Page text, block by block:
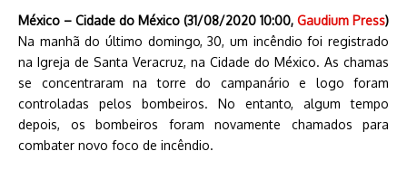
México – Cidade do México (31/08/2020 10:00, Gaudium Press)
Na manhã do último domingo, 30, um incêndio foi registrado
na Igreja de Santa Veracruz, na Cidade do México. As chamas
se concentraram na torre do campanário e logo foram
controladas pelos bombeiros. No entanto, algum tempo
depois, os bombeiros foram novamente chamados para
combater novo foco de incêndio.